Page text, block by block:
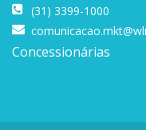
(31) 3399-1000
Concessionárias